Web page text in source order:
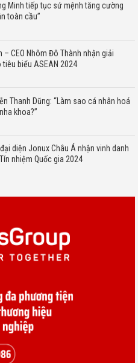
Minh tiếp tục sứ mệnh tăng cường
toàn cầu”
– CEO Nhôm Đô Thành nhận giải
biểu ASEAN 2024
Thanh Dũng: “Làm sao cá nhân hoá
khoa?”
diện Jonux Châu Á nhận vinh danh
nhiệm Quốc gia 2024